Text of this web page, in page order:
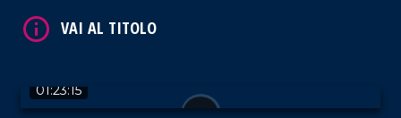
destra, permane il "caos calmo" tra i "bro" di
01:23:15